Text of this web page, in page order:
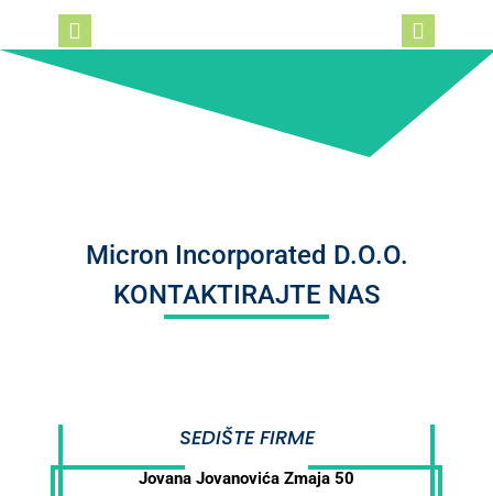
Micron Incorporated D.O.O.
KONTAKTIRAJTE NAS
SEDIŠTE FIRME
Jovana Jovanovića Zmaja 50